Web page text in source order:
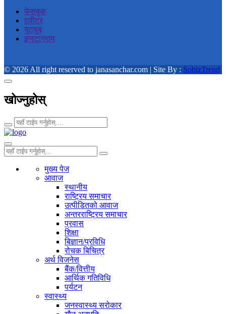
फेसबुक
ट्वीटर
युट्युब
इन्स्टाग्राम
© 2026 All right reserved to janasanchar.com | Site By : SobizTrend
खोज्नुहोस्
मुख्य पेज
आवाज
स्थानीय
राष्ट्रिय समाचार
उत्पीडितको आवाज
अन्तरराष्ट्रिय समाचार
प्रवास
शिक्षा
बिज्ञान/प्रविधि
रोचक बिचित्र
अर्थ विजनेस
बैंक/वित्तीय
आर्थिक गतिविधि
पर्यटन
स्वास्थ्य
जनस्वास्थ्य सरोकार